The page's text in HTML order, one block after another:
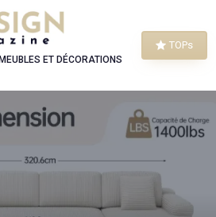
ET DÉCORATIONS
TOPs